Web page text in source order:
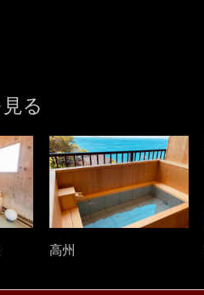
る
高州